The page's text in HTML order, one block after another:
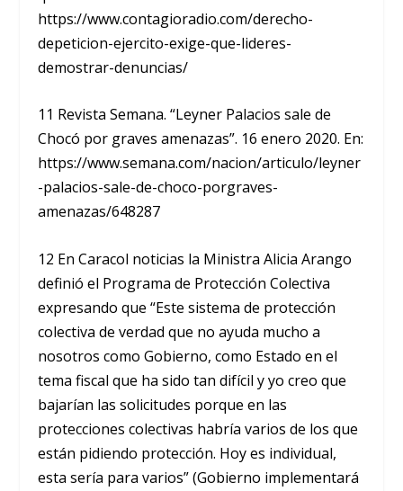
https://www.contagioradio.com/derecho-
depeticion-ejercito-exige-que-lideres-
demostrar-denuncias/
11 Revista Semana. “Leyner Palacios sale de
Chocó por graves amenazas”. 16 enero 2020. En:
https://www.semana.com/nacion/articulo/leyner
-palacios-sale-de-choco-porgraves-
amenazas/648287
12 En Caracol noticias la Ministra Alicia Arango
definió el Programa de Protección Colectiva
expresando que “Este sistema de protección
colectiva de verdad que no ayuda mucho a
nosotros como Gobierno, como Estado en el
tema fiscal que ha sido tan difícil y yo creo que
bajarían las solicitudes porque en las
protecciones colectivas habría varios de los que
están pidiendo protección. Hoy es individual,
esta sería para varios” (Gobierno implementará